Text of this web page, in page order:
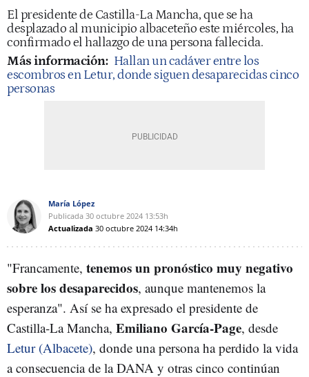
El presidente de Castilla-La Mancha, que se ha
desplazado al municipio albaceteño este miércoles, ha
confirmado el hallazgo de una persona fallecida.
Más información: Hallan un cadáver entre los
escombros en Letur, donde siguen desaparecidas cinco
personas
María López
Publicada 30 octubre 2024 13:53h
Actualizada 30 octubre 2024 14:34h
"Francamente, tenemos un pronóstico muy negativo
sobre los desaparecidos, aunque mantenemos la
esperanza". Así se ha expresado el presidente de
Castilla-La Mancha, Emiliano García-Page, desde
Letur (Albacete), donde una persona ha perdido la vida
a consecuencia de la DANA y otras cinco continúan